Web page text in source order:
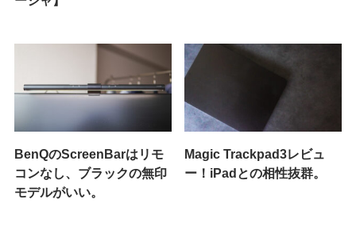
BenQのScreenBarはリモ
コンなし、ブラックの無印
モデルがいい。
Magic Trackpad3レビュ
ー！iPadとの相性抜群。